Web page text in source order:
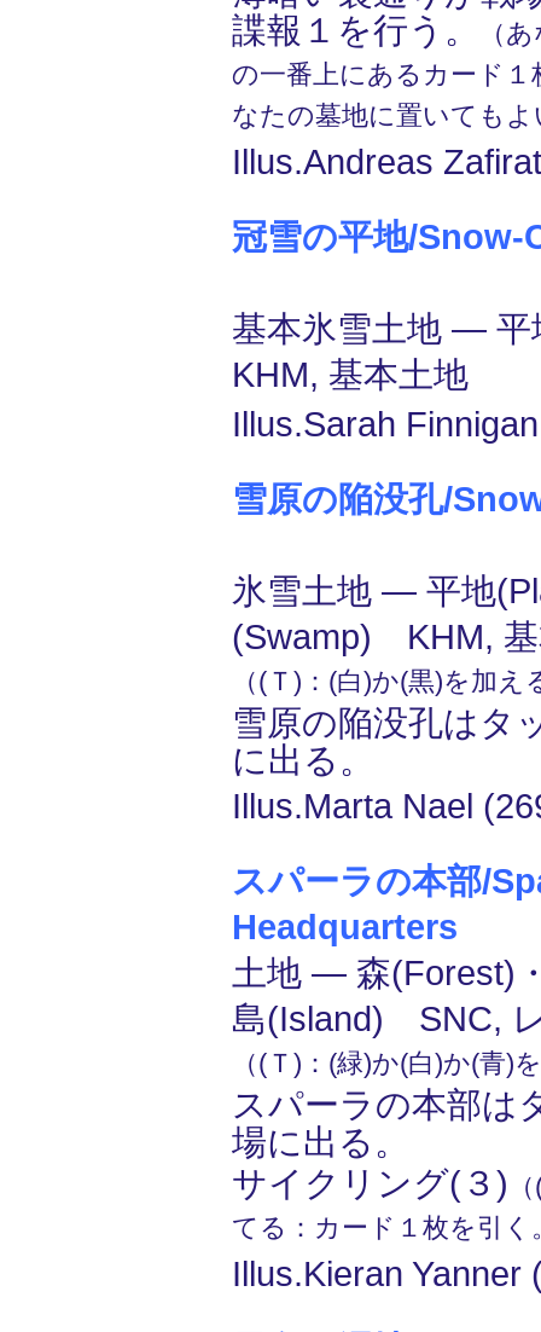
諜報１を行う。
（
の一番上にあるカード
なたの墓地に置いてもよ
Illus.Andreas
冠雪の平地/
基本氷雪土地 ―
KHM, 基本土地
Illus.Sarah
雪原の陥没孔/
氷雪土地 ― 平地
(Swamp) KHM,
（(Ｔ)：(白)か(黒)を加え
雪原の陥没孔はタ
に出る。
Illus.Marta Nael
スパーラの本部/
Headquarters
土地 ― 森(Forest)
島(Island) SNC,
（(Ｔ)：(緑)か(白)か(青)
スパーラの本部は
場に出る。
サイクリング(３)
てる：カード１枚を引く
Illus.Kieran Yanner